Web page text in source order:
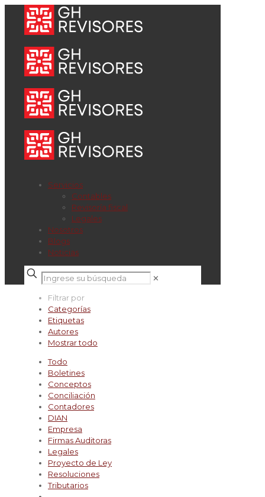
Servicios
Contables
Revisoría fiscal
Legales
Nosotros
Blogs
Noticias
✕
Filtrar por
Categorías
Etiquetas
Autores
Mostrar todo
Todo
Boletines
Conceptos
Conciliación
Contadores
DIAN
Empresa
Firmas Auditoras
Legales
Proyecto de Ley
Resoluciones
Tributarios